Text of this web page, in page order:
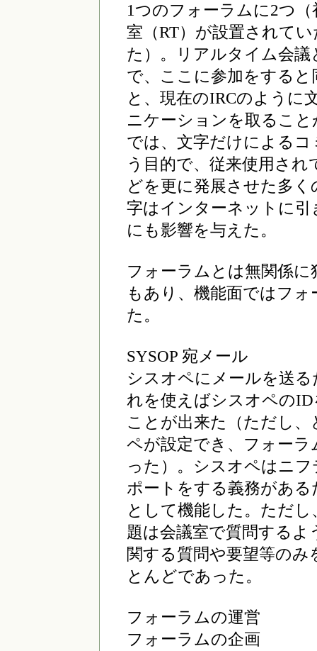
1つのフォーラムに2つ
室（RT）が設置されて
た）。リアルタイム会
で、ここに参加をする
と、現在のIRCのように
ニケーションを取るこ
では、文字だけによる
う目的で、従来使用さ
どを更に発展させた多
字はインターネットに
にも影響を与えた。
フォーラムとは無関係
もあり、機能面ではフ
た。
SYSOP 宛メール
シスオペにメールを送
れを使えばシスオペの
ことが出来た（ただし
ペが設定でき、フォー
った）。シスオペはニ
ポートをする義務があ
として機能した。ただ
題は会議室で質問する
関する質問や要望等の
とんどであった。
フォーラムの運営
フォーラムの企画